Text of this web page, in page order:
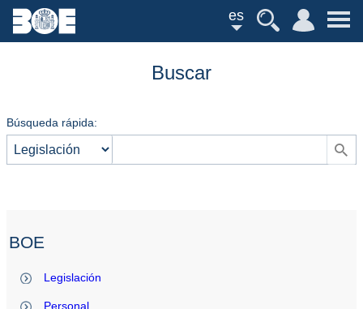
es
Buscar
Búsqueda rápida:
BOE
Legislación
Personal